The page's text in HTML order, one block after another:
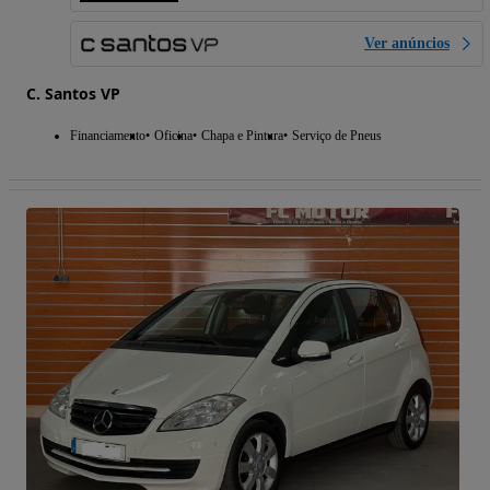
Ver anúncios
C. Santos VP
Financiamento Oficina Chapa e Pintura Serviço de Pneus